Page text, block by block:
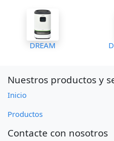
DREAM
Nuestros productos y
Inicio
Productos
Contacte con nosotros